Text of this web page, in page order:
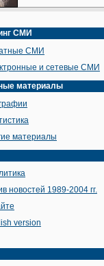
СМИ
СМИ
и сетевые СМИ
материалы
материалы
новостей 1989-2004 гг.
version